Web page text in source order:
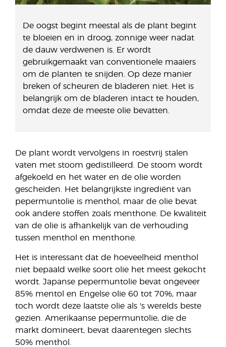
De oogst begint meestal als de plant begint
te bloeien en in droog, zonnige weer nadat
de dauw verdwenen is. Er wordt
gebruikgemaakt van conventionele maaiers
om de planten te snijden. Op deze manier
breken of scheuren de bladeren niet. Het is
belangrijk om de bladeren intact te houden,
omdat deze de meeste olie bevatten.
De plant wordt vervolgens in roestvrij stalen
vaten met stoom gedistilleerd. De stoom wordt
afgekoeld en het water en de olie worden
gescheiden. Het belangrijkste ingrediënt van
pepermuntolie is menthol, maar de olie bevat
ook andere stoffen zoals menthone. De kwaliteit
van de olie is afhankelijk van de verhouding
tussen menthol en menthone.
Het is interessant dat de hoeveelheid menthol
niet bepaald welke soort olie het meest gekocht
wordt. Japanse pepermuntolie bevat ongeveer
85% mentol en Engelse olie 60 tot 70%, maar
toch wordt deze laatste olie als 's werelds beste
gezien. Amerikaanse pepermuntolie, die de
markt domineert, bevat daarentegen slechts
50% menthol.